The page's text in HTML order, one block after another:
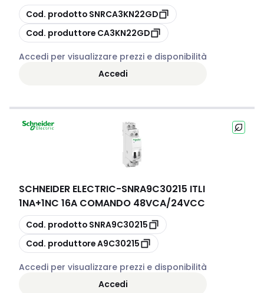
copia
Cod. prodotto SNRCA3KN22GD
copia
Cod. produttore CA3KN22GD
Accedi per visualizzare prezzi e disponibilità
Accedi
SCHNEIDER ELECTRIC-SNRA9C30215 ITLI
1NA+1NC 16A COMANDO 48VCA/24VCC
copia
Cod. prodotto SNRA9C30215
copia
Cod. produttoreA9C30215
Accedi per visualizzare prezzi e disponibilità
Accedi